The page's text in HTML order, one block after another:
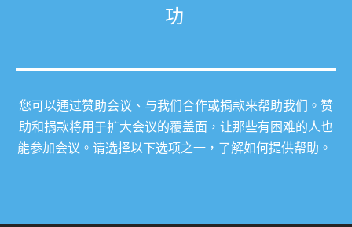
功
您可以通过赞助会议、与我们合作或捐款来帮助我们。赞
助和捐款将用于扩大会议的覆盖面，让那些有困难的人也
能参加会议。请选择以下选项之一，了解如何提供帮助。